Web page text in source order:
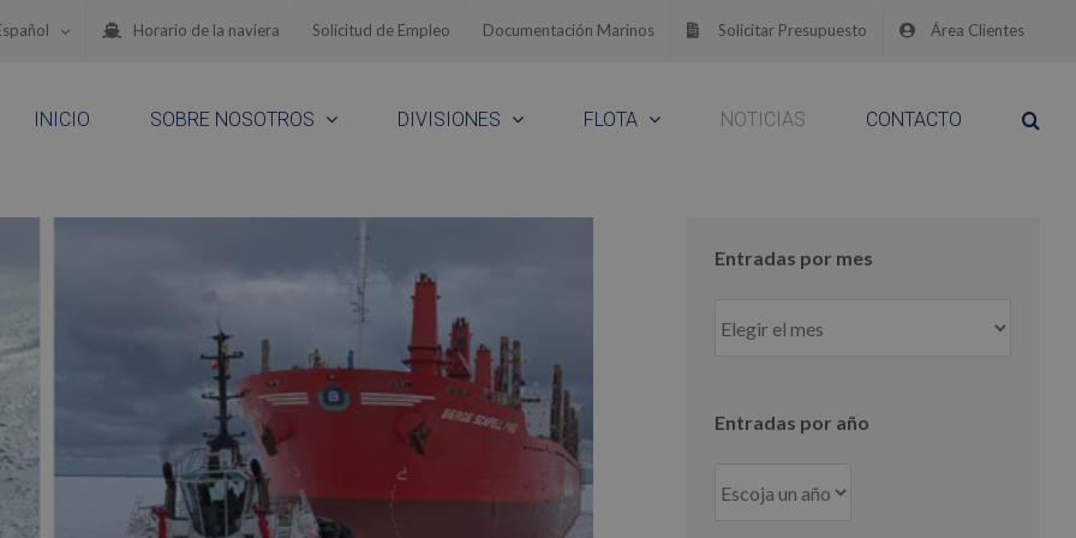
Horario de la naviera Solicitud de Empleo Documentación Marinos Solicitar Presupuesto Área Clientes
INICIO SOBRE NOSOTROS DIVISIONES FLOTA NOTICIAS CONTACTO
Entradas por mes
por
Entradas por año